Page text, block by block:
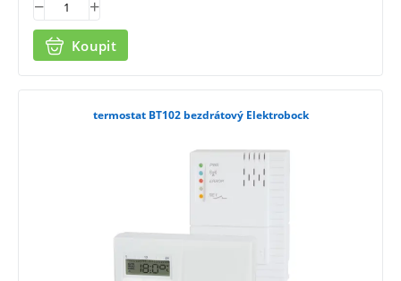
Koupit
termostat BT102 bezdrátový Elektrobock